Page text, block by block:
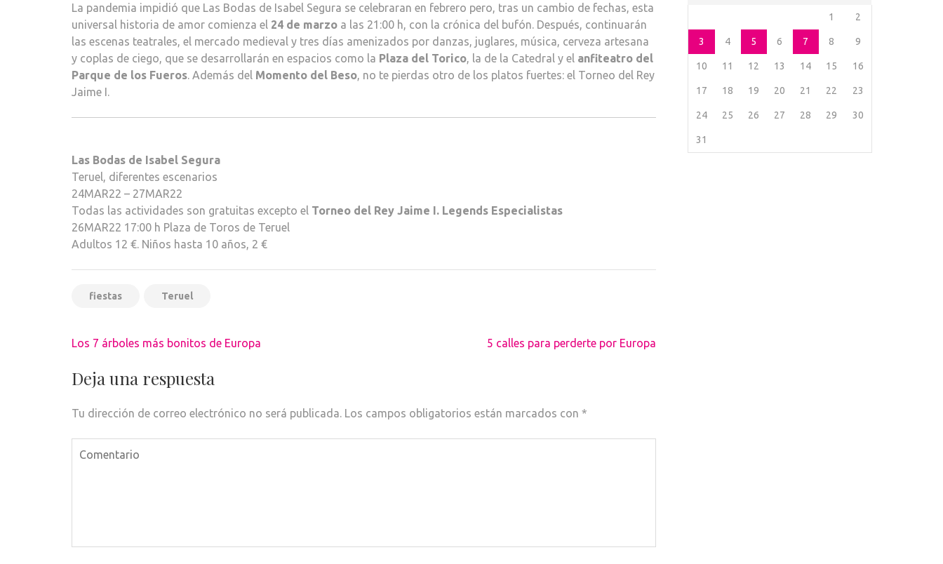
La pandemia impidió que Las Bodas de Isabel Segura se celebraran en febrero pero, tras un cambio de fechas, esta
universal historia de amor comienza el 24 de marzo a las 21:00 h, con la crónica del bufón. Después, continuarán
las escenas teatrales, el mercado medieval y tres días amenizados por danzas, juglares, música, cerveza artesana
y coplas de ciego, que se desarrollarán en espacios como la Plaza del Torico, la de la Catedral y el anfiteatro del
Parque de los Fueros. Además del Momento del Beso, no te pierdas otro de los platos fuertes: el Torneo del Rey
Jaime I.
Las Bodas de Isabel Segura
Teruel, diferentes escenarios
24MAR22 – 27MAR22
Todas las actividades son gratuitas excepto el Torneo del Rey Jaime I. Legends Especialistas
26MAR22 17:00 h Plaza de Toros de Teruel
Adultos 12 €. Niños hasta 10 años, 2 €
fiestas Teruel
Navegación
entradas
Los 7 árboles más bonitos de Europa 5 calles para perderte por Europa
Deja una respuesta
Tu dirección de correo electrónico no será publicada. Los campos obligatorios están marcados con *
1 2
3 4 5 6 7 8 9
10 11 12 13 14 15 16
17 18 19 20 21 22 23
24 25 26 27 28 29 30
31